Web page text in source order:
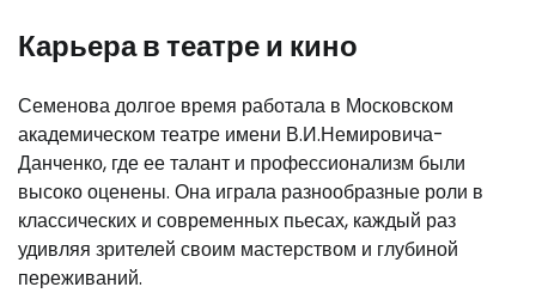
Карьера в театре и кино
Семенова долгое время работала в Московском
академическом театре имени В.И.Немировича-
Данченко, где ее талант и профессионализм были
высоко оценены. Она играла разнообразные роли в
классических и современных пьесах, каждый раз
удивляя зрителей своим мастерством и глубиной
переживаний.